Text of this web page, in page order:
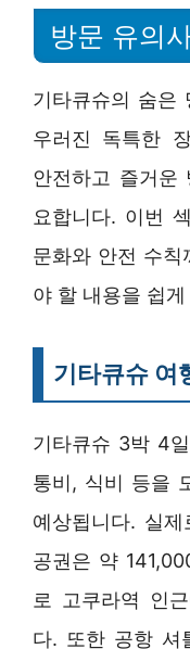
방문 유의
기타큐슈의 숨은
우러진 독특한
안전하고 즐거운
요합니다. 이번
문화와 안전 수
야 할 내용을 쉽
기타큐슈 여
기타큐슈 3박 4
통비, 식비 등을
예상됩니다. 실
공권은 약
로 고쿠라역 인
다. 또한 공항 셔